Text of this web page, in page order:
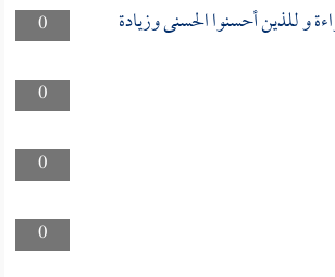
0 و للذين أحسنوا الحسنى وزيادة
0
0
0